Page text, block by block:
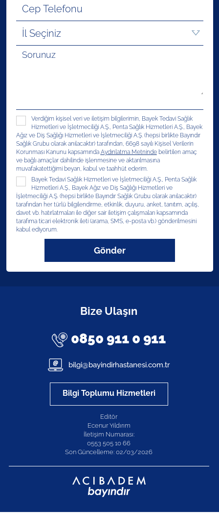
Verdiğim kişisel veri ve iletişim bilgilerimin, Bayek Tedavi Sağlık
Hizmetleri ve İşletmeciliği A.Ş., Penta Sağlık Hizmetleri A.Ş., Bayek
Ağız ve Diş Sağlığı Hizmetleri ve İşletmeciliği A.Ş. (hepsi birlikte Bayındır
Sağlık Grubu olarak anılacaktır) tarafından, 6698 sayılı Kişisel Verilerin
Korunması Kanunu kapsamında Aydınlatma Metnindebelirtilen amaç
ve bağlı amaçlar dahilinde işlenmesine ve aktarılmasına
muvafakatettiğimi beyan, kabul ve taahhüt ederim.
Bayek Tedavi Sağlık Hizmetleri ve İşletmeciliği A.Ş., Penta Sağlık
Hizmetleri A.Ş., Bayek Ağız ve Diş Sağlığı Hizmetleri ve
İşletmeciliği A.Ş. (hepsi birlikte Bayındır Sağlık Grubu olarak anılacaktır)
tarafından her türlü bilgilendirme, etkinlik, duyuru, anket, tanıtım, açılış,
davet vb. hatırlatmaları ile diğer sair iletişim çalışmaları kapsamında
tarafıma ticari elektronik ileti (arama, SMS, e-posta vb.) gönderilmesini
kabul ediyorum.
Gönder
Bize Ulaşın
0850 911 0 911
bilgi@bayindirhastanesi.com.tr
Bilgi Toplumu Hizmetleri
Editör
Ecenur Yıldırım
İletişim Numarası:
0553 505 10 66
Son Güncelleme: 02/03/2026